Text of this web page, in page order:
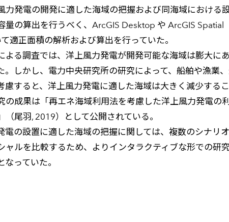
力発電の開発に適した海域の把握および同海域における
量の算出を行うべく、ArcGIS Desktop や ArcGIS Spatial
適正面積の解析および算出を行っていた。
よる調査では、洋上風力発電が開発可能な海域は膨大に
。しかし、電力中央研究所の研究によって、船舶や漁業
慮すると、洋上風力発電に適した海域は大きく減少する
の成果は「再エネ海域利用法を考慮した洋上風力発電の
（尾羽, 2019）として公開されている。
電の設置に適した海域の把握に関しては、複数のシナリオ
ャルを比較するため、よりインタラクティブな形での研
っていた。